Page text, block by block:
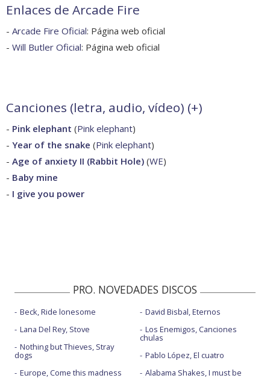
Enlaces de Arcade Fire
- Arcade Fire Oficial: Página web oficial
- Will Butler Oficial: Página web oficial
Canciones (letra, audio, vídeo) (+)
- Pink elephant (Pink elephant)
- Year of the snake (Pink elephant)
- Age of anxiety II (Rabbit Hole) (WE)
- Baby mine
- I give you power
PRO. NOVEDADES DISCOS
Beck, Ride lonesome
Lana Del Rey, Stove
Nothing but Thieves, Stray
dogs
Europe, Come this madness
David Bisbal, Eternos
Los Enemigos, Canciones
chulas
Pablo López, El cuatro
Alabama Shakes, I must be